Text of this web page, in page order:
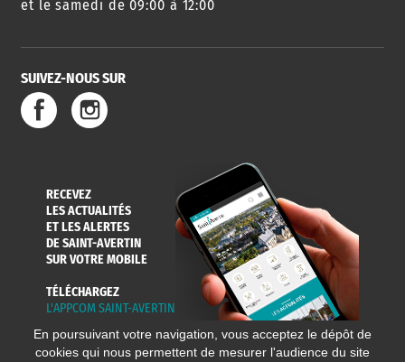
et le samedi de 09:00 à 12:00
SUIVEZ-NOUS SUR
RECEVEZ
LES ACTUALITÉS
ET LES ALERTES
DE SAINT-AVERTIN
SUR VOTRE MOBILE
TÉLÉCHARGEZ
L'APPCOM SAINT-AVERTIN
En poursuivant votre navigation, vous acceptez le dépôt de
cookies qui nous permettent de mesurer l'audience du site